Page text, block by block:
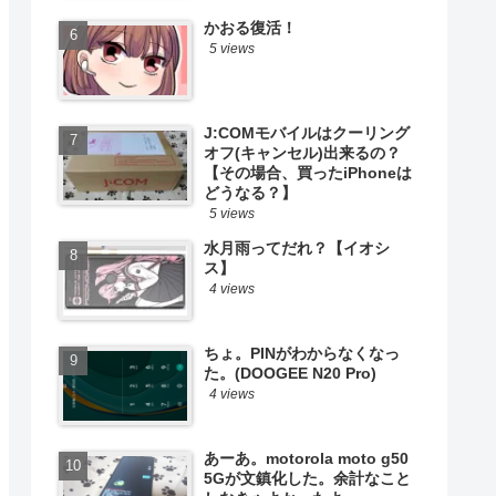
かおる復活！
5 views
J:COMモバイルはクーリング
オフ(キャンセル)出来るの？
【その場合、買ったiPhoneは
どうなる？】
5 views
水月雨ってだれ？【イオシ
ス】
4 views
ちょ。PINがわからなくなっ
た。(DOOGEE N20 Pro)
4 views
あーあ。motorola moto g50
5Gが文鎮化した。余計なこと